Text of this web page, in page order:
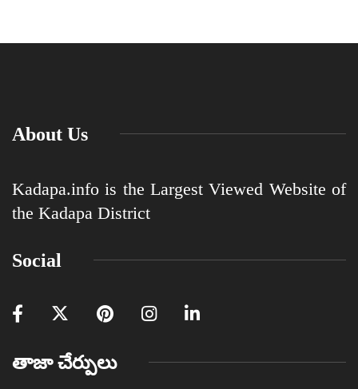
About Us
Kadapa.info is the Largest Viewed Website of
the Kadapa District
Social
తాజా చేర్పులు